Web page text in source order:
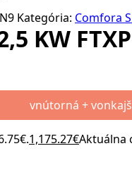
Kategória: Comfora
KW
vnútorná +
1,175.27€Aktuálna